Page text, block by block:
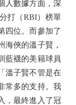
人數據方面，深
打（RBI）榜單
四位。而參加了
海俠的溫子賢，
藍襪的美籍球員
溫子賢不管是在
常多的支持。我
，最終進入了冠